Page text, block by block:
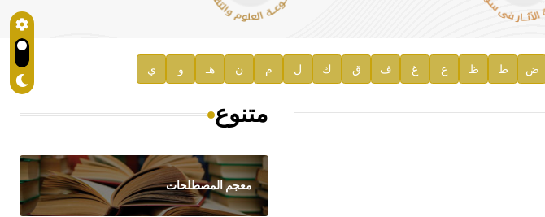
ض ط ظ ع غ ف ق ك ل م ن هـ و ي
متنوع
معجم المصطلحات